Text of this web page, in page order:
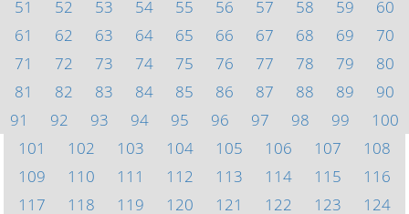
51
52 53 54 55 56 57 58 59
60
61
62 63 64 65 66 67 68 69
70
71
72 73 74 75 76 77 78 79
80
81
82 83 84 85 86 87 88 89
90
91
92 93 94 95 96 97 98 99
100
101
102 103 104 105 106 107
108
109
110 111 112 113 114 115
116
117
118 119 120 121 122 123
124